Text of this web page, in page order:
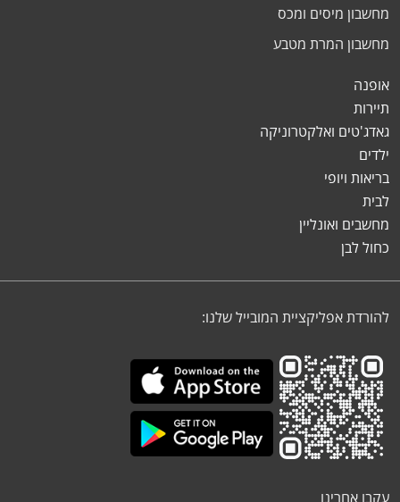
מחשבון מיסים ומכס
מחשבון המרת מטבע
אופנה
תיירות
גאדג'טים ואלקטרוניקה
ילדים
בריאות ויופי
לבית
מחשבים ואונליין
כחול לבן
להורדת אפליקציית המובייל שלנו:
עקבו אחרינו